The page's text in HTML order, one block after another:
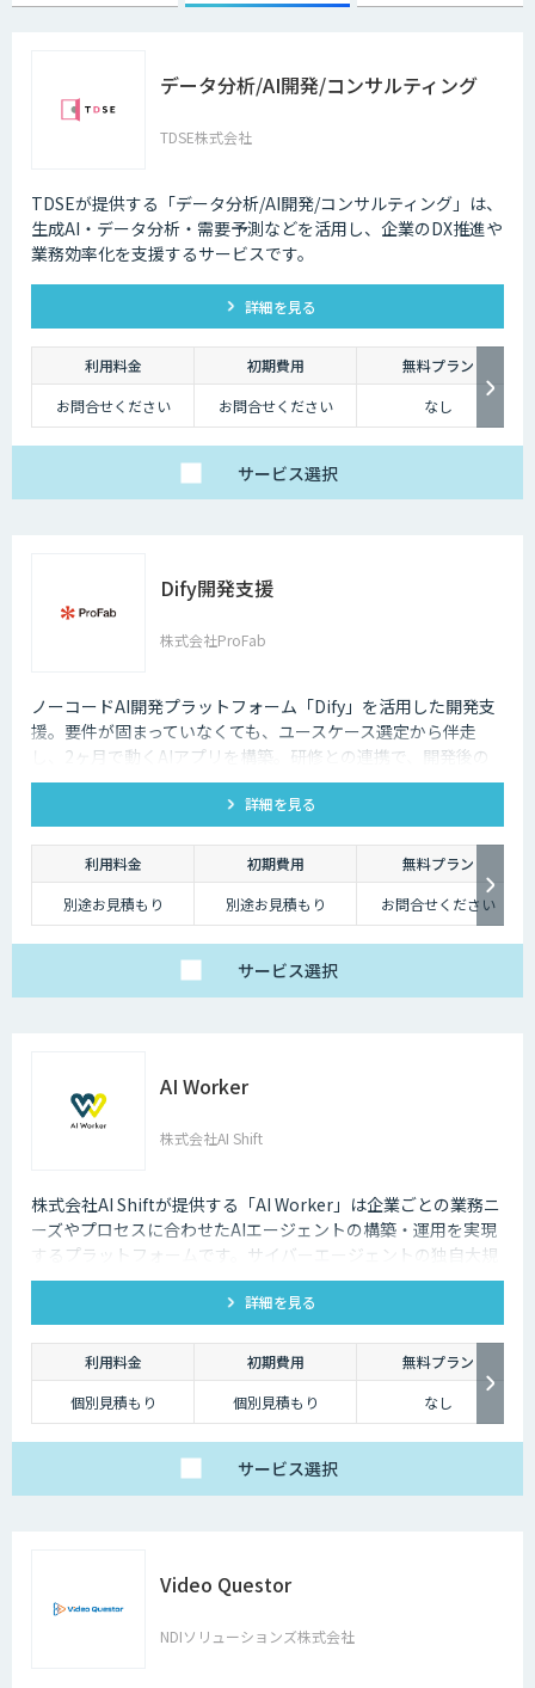
すでに日本企業の一部は、全社員にDX基礎教育を実施、文系社員を対象
にAI研修を実施などの施策を実施しています。リスキリングによって、デ
ジタル技術の力を使いながら価値を創造するスキルやマインドが再開発さ
デジタルリテラシー協議会のプロジェクト「Di-Lite」では、「デジタルを
使う人材」の全員が持つべきスキルを提案しています。こちらは「ITパス
ポート試験」「G 検定」「データサイエンティスト検定（DS検定）」の取
得を推奨するなど、かなり具体的な内容になっています。スキル開発、再
データ分析/AI開発/コンサルティング
TDSE株式会社
TDSEが提供する「データ分析/AI開発/コンサルティング」は、
生成AI・データ分析・需要予測などを活用し、企業のDX推進や
業務効率化を支援するサービスです。
詳細を見る
利用料金 初期費用
無料プラン
お問合せください
お問合せください なし
サービス選択
Dify開発支援
株式会社ProFab
ノーコードAI開発プラットフォーム「Dify」を活用した開発支
援。要件が固まっていなくても、ユースケース選定から伴走
し、2ヶ月で動くAIアプリを構築。研修との連携で、開発後の
内製化・自走までサポートします。
詳細を見る
利用料金 初期費用
無料プラン
別途お見積もり
別途お見積もり お問合せください
サービス選択
AI Worker
株式会社AI Shift
株式会社AI Shiftが提供する「AI Worker」は企業ごとの業務ニ
ーズやプロセスに合わせたAIエージェントの構築・運用を実現
するプラットフォームです。サイバーエージェントの独自大規
模言語モデルの開発知見と、当社の生成AI導入支援の経験を活
かし開発しました。 当社では、AIエージェントの活用戦略か
ら、導入後の運用や定着まで一気通貫でご支援いたしますの
で、お気軽にご相談ください。
詳細を見る
利用料金 初期費用
無料プラン
個別見積もり
個別見積もり なし
サービス選択
Video Questor
NDIソリューションズ株式会社